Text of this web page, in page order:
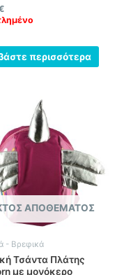
περισσότερα
ΑΠΟΘΈΜΑΤΟΣ
- Βρεφικά
Τσάντα Πλάτης
με μονόκερο